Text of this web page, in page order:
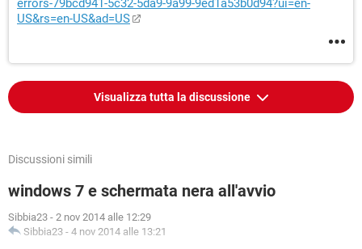
errors-79bcd941-5c32-5da9-9a99-9ed1a53b0d94?ui=en-
US&rs=en-US&ad=US
Visualizza tutta la discussione
Discussioni simili
windows 7 e schermata nera all'avvio
Sibbia23 - 2 nov 2014 alle 12:29
Sibbia23 - 4 nov 2014 alle 13:21